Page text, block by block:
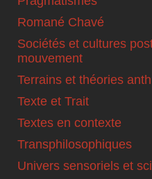
Romané Chavé
Sociétés et cultures
mouvement
Terrains et théories
Texte et Trait
Textes en contexte
Transphilosophiques
Univers sensoriels et